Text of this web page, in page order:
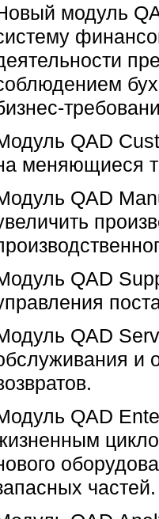
модуль
QAD
меняющиеся
QAD
QAD
QAD
и
QAD
частей.